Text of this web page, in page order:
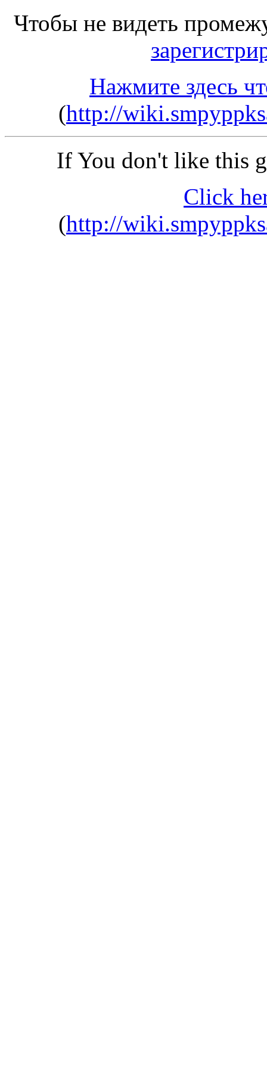
Чтобы не видеть
Нажмите здесь
(http://
If You don't like this
Click
(http://